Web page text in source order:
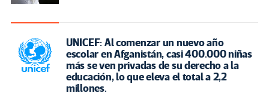
UNICEF: Al comenzar un nuevo año
escolar en Afganistán, casi 400.000 niñas
más se ven privadas de su derecho a la
educación, lo que eleva el total a 2,2
millones.